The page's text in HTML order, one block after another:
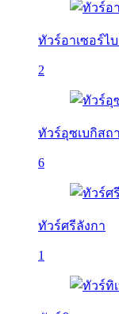
ทัวร์อาเซอร์ไ
2
ทัวร์อุซเบกิสถ
6
ทัวร์ศรีลังกา
1